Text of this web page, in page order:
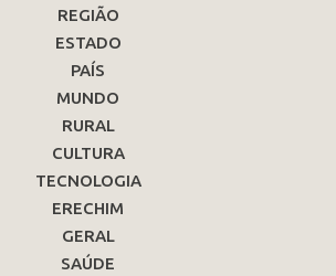
REGIÃO
ESTADO
PAÍS
MUNDO
RURAL
CULTURA
TECNOLOGIA
ERECHIM
GERAL
SAÚDE